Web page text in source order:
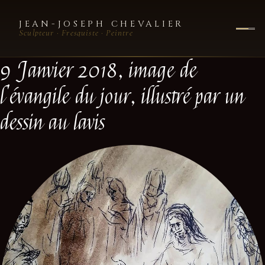
JEAN-JOSEPH CHEVALIER
Sculpteur · Fresquiste · Peintre
9 Janvier 2018, image de
l'évangile du jour, illustré par un
dessin au lavis